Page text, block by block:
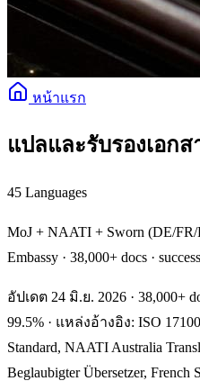
หน้าแรก
แปลและรับรองเอกส
45 Languages
MoJ + NAATI + Sworn (DE/
Embassy · 38,000+ docs ·
อัปเดต 24 มิ.ย. 2026 · 38,000+
99.5% · แหล่งอ้างอิง: ISO
Standard, NAATI Australia
Beglaubigter Übersetzer, French